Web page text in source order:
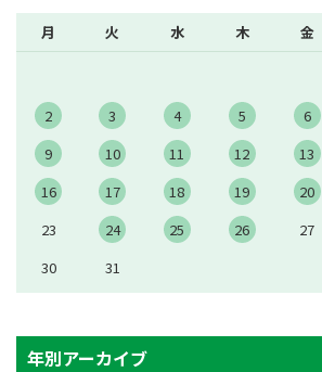
月 火 水 木 金
2
3 4 5 6
9
10 11 12 13
16
17 18 19 20
23
24 25 26 27
30
31
年別アーカイブ